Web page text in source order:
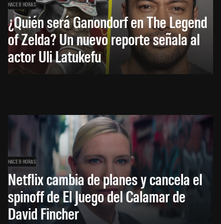
HACE 8 HORAS
¿Quién será Ganondorf en The Legend
of Zelda? Un nuevo reporte señala al
actor Uli Latukefu
HACE 9 HORAS
Netflix cambia de planes y cancela el
spinoff de El Juego del Calamar de
David Fincher